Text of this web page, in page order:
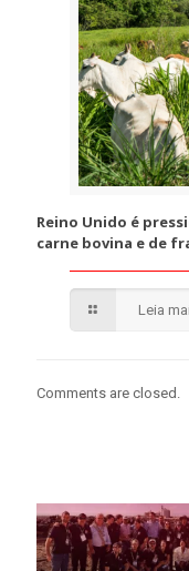
Reino Unido é
carne bovina e de
Leia
Comments are closed.